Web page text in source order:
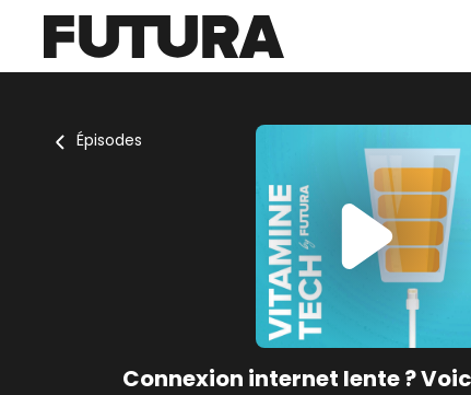
Épisodes
Connexion internet lente ?